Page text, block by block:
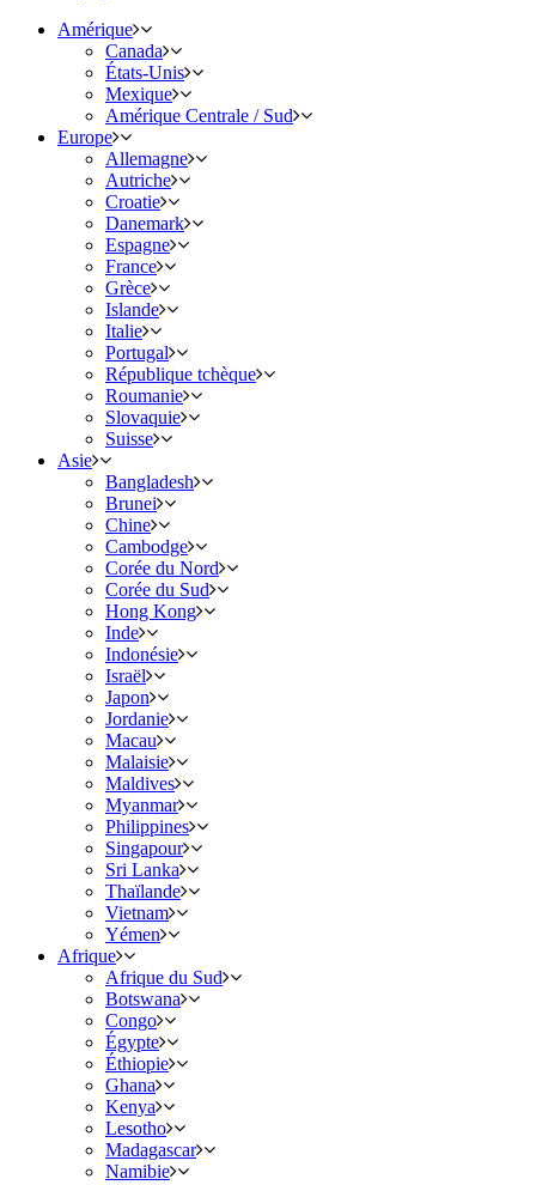
Amérique
Canada
États-Unis
Mexique
Amérique Centrale / Sud
Europe
Allemagne
Autriche
Croatie
Danemark
Espagne
France
Grèce
Islande
Italie
Portugal
République tchèque
Roumanie
Slovaquie
Suisse
Asie
Bangladesh
Brunei
Chine
Cambodge
Corée du Nord
Corée du Sud
Hong Kong
Inde
Indonésie
Israël
Japon
Jordanie
Macau
Malaisie
Maldives
Myanmar
Philippines
Singapour
Sri Lanka
Thaïlande
Vietnam
Yémen
Afrique
Afrique du Sud
Botswana
Congo
Égypte
Éthiopie
Ghana
Kenya
Lesotho
Madagascar
Namibie